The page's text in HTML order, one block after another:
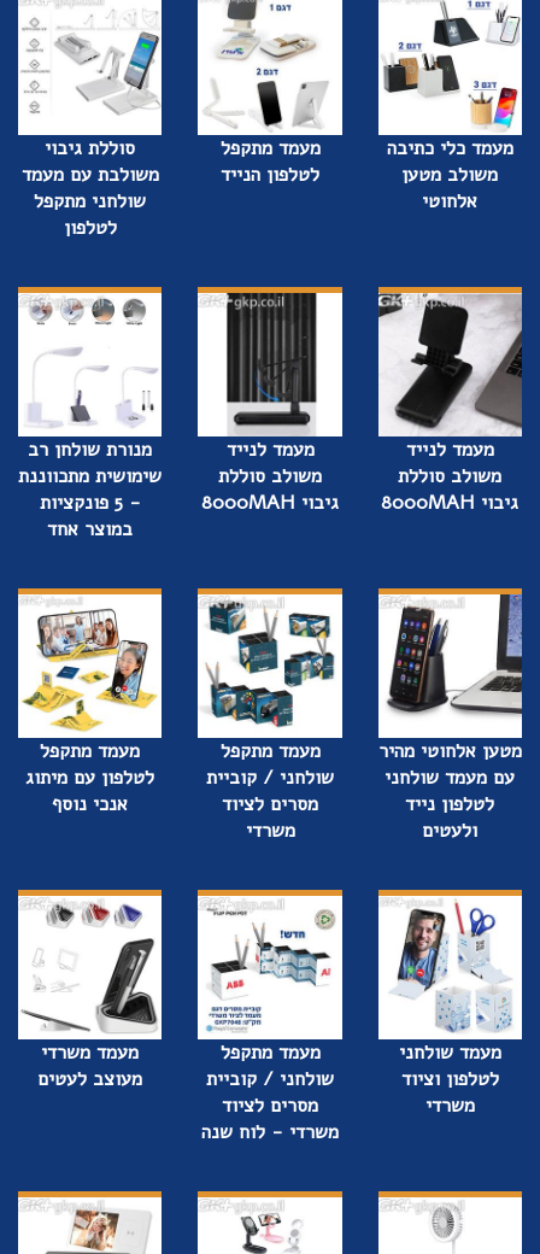
מעמד כלי כתיבה
משולב מטען
אלחוטי
מעמד מתקפל
לטלפון הנייד
סוללת גיבוי
משולבת עם מעמד
שולחני מתקפל
לטלפון
מעמד לנייד
משולב סוללת
גיבוי 8000MAH
מעמד לנייד
משולב סוללת
גיבוי 8000MAH
מנורת שולחן רב
שימושית מתכווננת
- 5 פונקציות
במוצר אחד
מטען אלחוטי מהיר
עם מעמד שולחני
לטלפון נייד
ולעטים
מעמד מתקפל
שולחני / קוביית
מסרים לציוד
משרדי
מעמד מתקפל
לטלפון עם מיתוג
אנכי נוסף
מעמד שולחני
לטלפון וציוד
משרדי
מעמד מתקפל
שולחני / קוביית
מסרים לציוד
משרדי - לוח שנה
מעמד משרדי
מעוצב לעטים